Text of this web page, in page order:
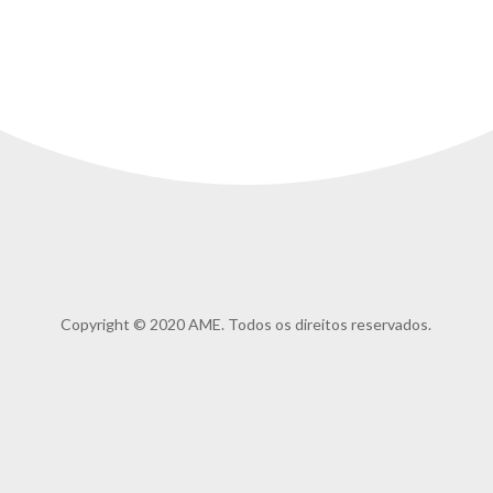
Copyright © 2020 AME. Todos os direitos reservados.